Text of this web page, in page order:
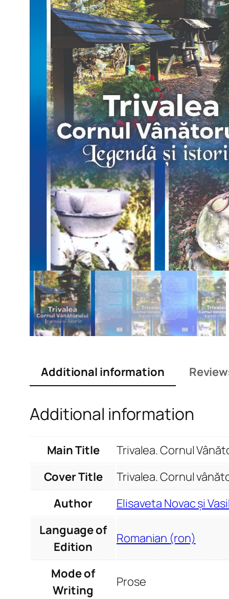
Additional information
Additional information
Main Title
Trivalea. Cornul
Cover Title
Trivalea. Cornul
Author
Elisaveta Novac și
Language of
Edition
Romanian (ron)
Mode of
Writing
Prose